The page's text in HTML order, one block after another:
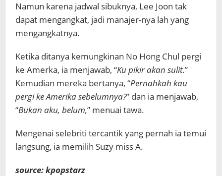
Namun karena jadwal sibuknya, Lee Joon tak
dapat mengangkat, jadi manajer-nya lah yang
mengangkatnya.
Ketika ditanya kemungkinan No Hong Chul pergi
ke Amerka, ia menjawab, “Ku pikir akan sulit.”
Kemudian mereka bertanya, “Pernahkah kau
pergi ke Amerika sebelumnya?” dan ia menjawab,
“Bukan aku, belum,” menuai tawa.
Mengenai selebriti tercantik yang pernah ia temui
langsung, ia memilih Suzy miss A.
source: kpopstarz